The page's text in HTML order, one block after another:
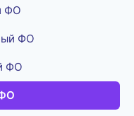
ФО
ФО
ФО